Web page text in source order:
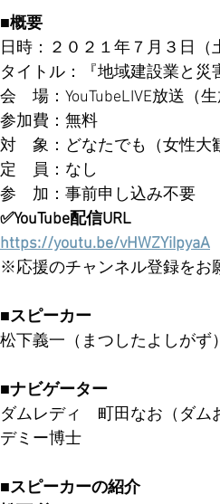
■概要
日時：２０２１年７月３日
タイトル：『地域建設業と災
会　場：YouTubeLIVE放送（生
参加費：無料
対　象：どなたでも（女性大
定　員：なし
参　加：事前申し込み不要
✅YouTube配信URL
https://youtu.be/vHWZYiIpyaA
※応援のチャンネル登録をお
■スピーカー
松下義一（まつしたよしがず）
■ナビゲーター
ダムレディ　町田なお（ダム
デミー博士
■スピーカーの紹介